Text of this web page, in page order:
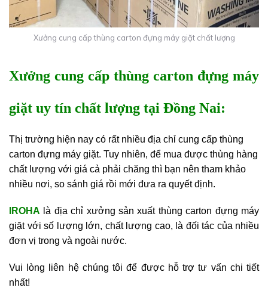
Xưởng cung cấp thùng carton đựng máy giặt chất lượng
Xưởng cung cấp thùng carton đựng máy
giặt uy tín chất lượng tại Đồng Nai:
Thị trường hiện nay có rất nhiều địa chỉ cung cấp thùng
carton đựng máy giặt. Tuy nhiên, để mua được thùng hàng
chất lượng với giá cả phải chăng thì bạn nên tham khảo
nhiều nơi, so sánh giá rồi mới đưa ra quyết định.
IROHA là địa chỉ xưởng sản xuất thùng carton đựng máy
giặtvới số lượng lớn, chất lượng cao, là đối tác của nhiều
đơn vị trong và ngoài nước.
Vui lòng liên hệ chúng tôi để được hỗ trợ tư vấn chi tiết
nhất!